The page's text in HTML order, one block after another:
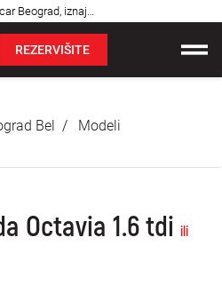
Škoda Octavia 1.6 tdi, rent a car Beograd, iznajmljivanje auta: Bel✓
pitanja
REZERVIŠITE
Bel
Modeli
Octavia 1.6 tdi ili